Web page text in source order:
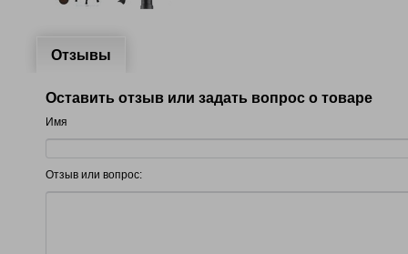
Отзывы
Оставить отзыв или задать вопрос о товаре
Имя
Отзыв или вопрос: